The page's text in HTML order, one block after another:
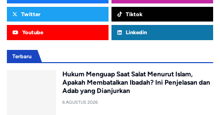
Twitter Tiktok
Youtube Linkedin
Terbaru
Hukum Menguap Saat Salat Menurut Islam,
Apakah Membatalkan Ibadah? Ini Penjelasan dan
Adab yang Dianjurkan
6 AGUSTUS 2026